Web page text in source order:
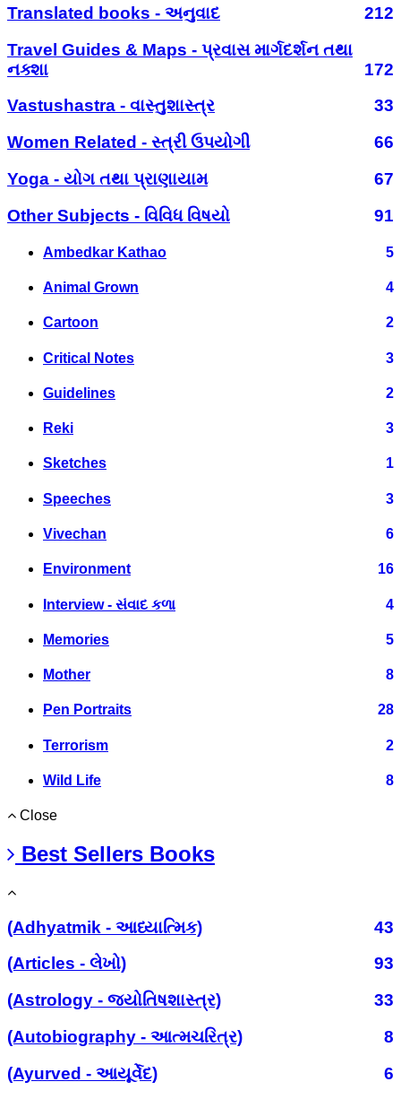
Translated books - અનુવાદ
212
Travel Guides & Maps - પ્રવાસ માર્ગદર્શન તથા
નક્શા
172
Vastushastra - વાસ્તુશાસ્ત્ર
33
Women Related - સ્ત્રી ઉપયોગી
66
Yoga - યોગ તથા પ્રાણાયામ
67
Other Subjects - વિવિધ વિષયો
91
Ambedkar Kathao 5
Animal Grown 4
Cartoon 2
Critical Notes 3
Guidelines 2
Reki 3
Sketches 1
Speeches 3
Vivechan 6
Environment 16
Interview - સંવાદ કળા 4
Memories 5
Mother 8
Pen Portraits 28
Terrorism 2
Wild Life 8
Close
Best Sellers Books
(Adhyatmik - આધ્યાત્મિક)
43
(Articles - લેખો)
93
(Astrology - જ્યોતિષશાસ્ત્ર)
33
(Autobiography - આત્મચરિત્ર)
8
(Ayurved - આયૂર્વેદ)
6